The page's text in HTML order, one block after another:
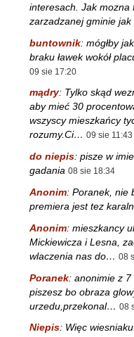
interesach. Jak mozna
zarzadzanej gminie
buntownik: mógłby
braku ławek wokół
09 sie 17:20
mądry: Tylko skąd
aby mieć 30
wszyscy mieszkańcy
rozumy.Ci… 09 sie 11:43
do niepis: pisze w
gadania 08 sie 18:34
Anonim: Poranek, nie
premiera jest tez
Anonim: mieszkancy
Mickiewicza i Lesna,
wlaczenia nas do… 08
Poranek: anonimie z
piszesz bo obraza
urzedu,przekonal… 08
Niepis: Więc